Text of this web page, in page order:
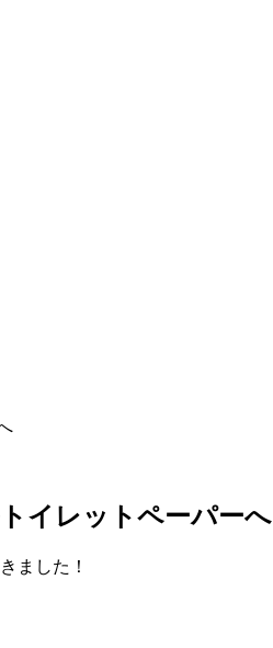
イレットペーパーへ
ました！